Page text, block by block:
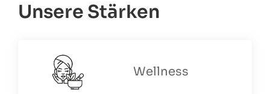
In den Bergen kommen auch wagemutige
sorgen für grenzenlosen Bike-Spaß.
Die Bikehotels in Südtirol schaffen den idealen
Rahmen für Radfahrer und Mountainbiker. Neben
Unsere Stärken
Wellness